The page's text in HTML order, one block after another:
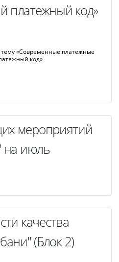
платежный код»
«Современные платежные
код»
мероприятий
на июль
качества
(Блок 2)